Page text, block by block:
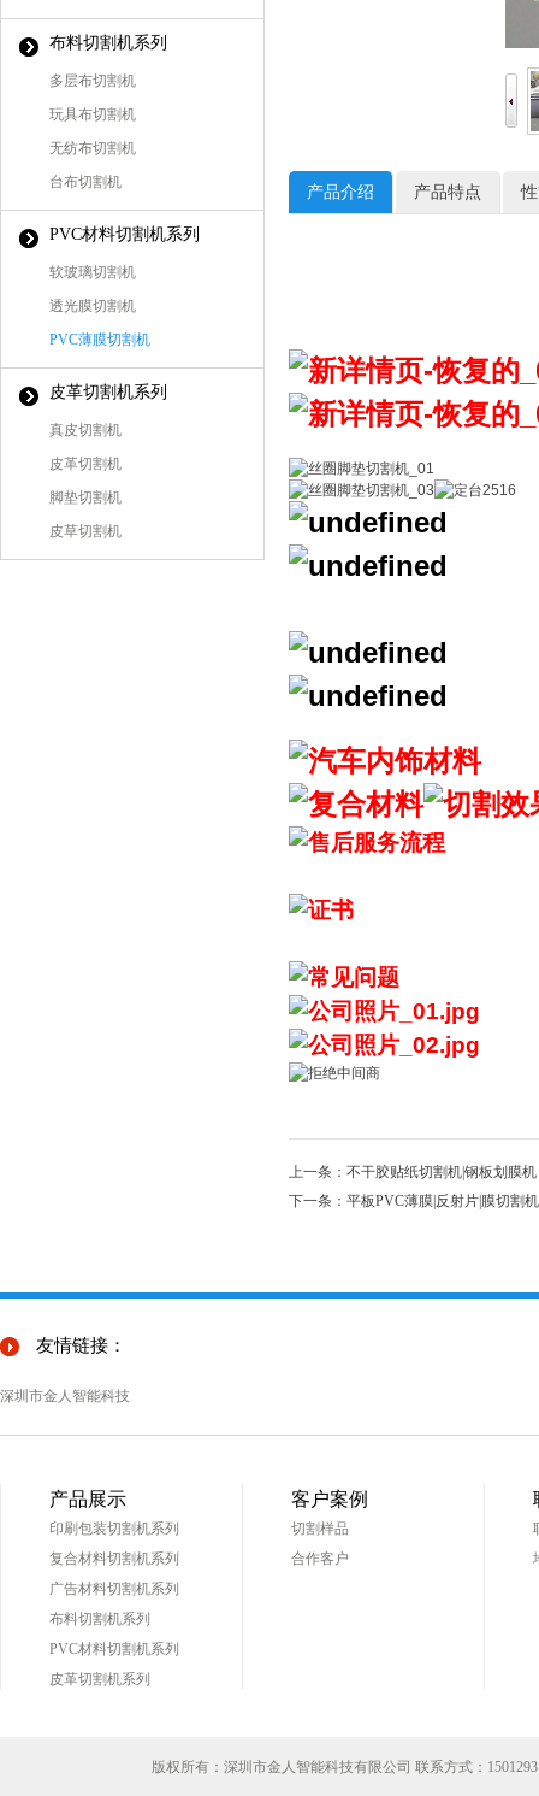
布料切割机系列
多层布切割机
玩具布切割机
无纺布切割机
台布切割机
PVC材料切割机系列
软玻璃切割机
透光膜切割机
PVC薄膜切割机
皮革切割机系列
真皮切割机
皮革切割机
脚垫切割机
皮草切割机
产品介绍 产品特点
上一条：不干胶贴纸切割机|钢板划膜机
下一条：平板PVC薄膜|反射片|膜切割机
友情链接：
深圳市金人智能科技
产品展示
印刷包装切割机系列
复合材料切割机系列
广告材料切割机系列
布料切割机系列
PVC材料切割机系列
皮革切割机系列
客户案例
切割样品
合作客户
版权所有：深圳市金人智能科技有限公司 联系方式：